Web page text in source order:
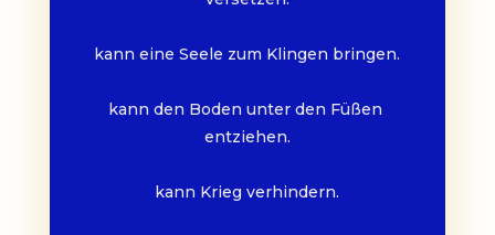
kann eine Seele zum Klingen bringen.
kann den Boden unter den Füßen
entziehen.
kann Krieg verhindern.